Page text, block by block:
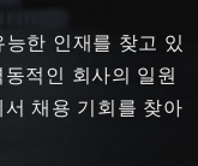
한 인재를 찾고 있
적인 회사의 일원
채용 기회를 찾아